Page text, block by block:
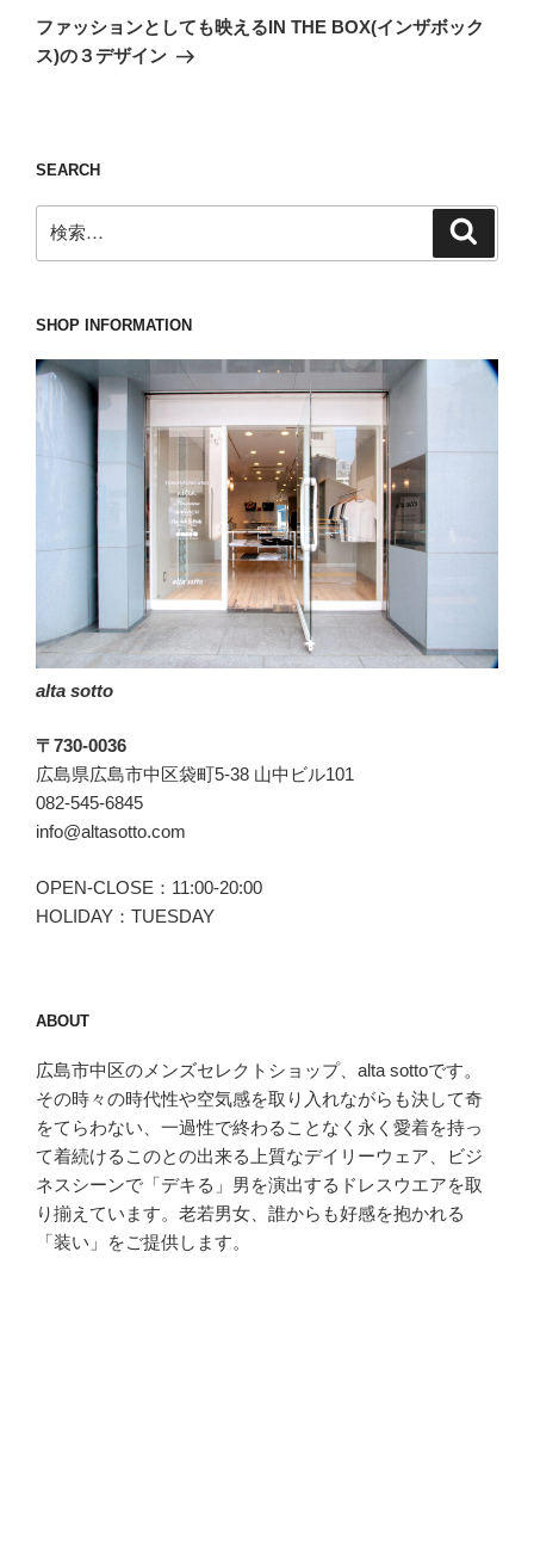
ー
シ
の
投
ファッションとしても映えるIN THE BOX(インザボック
ス)の３デザイン
SEARCH
索:
SHOP INFORMATION
alta sotto
〒730-0036
広島県広島市中区袋町5-38 山中ビル101
082-545-6845
info@altasotto.com
OPEN-CLOSE：11:00-20:00
HOLIDAY：TUESDAY
ABOUT
広島市中区のメンズセレクトショップ、alta sottoです。
その時々の時代性や空気感を取り入れながらも決して奇
をてらわない、一過性で終わることなく永く愛着を持っ
て着続けるこのとの出来る上質なデイリーウェア、ビジ
ネスシーンで「デキる」男を演出するドレスウエアを取
り揃えています。老若男女、誰からも好感を抱かれる
「装い」をご提供します。